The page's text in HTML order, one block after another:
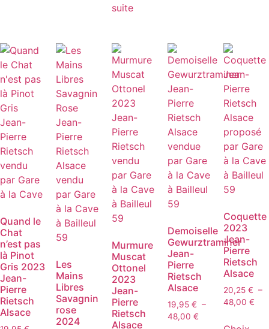
suite
Quand le
Chat
n’est pas
là Pinot
Gris 2023
Jean-
Pierre
Rietsch
Alsace
Les
Mains
Libres
Savagnin
rose
2024
Murmure
Muscat
Ottonel
2023
Jean-
Pierre
Rietsch
Alsace
Demoiselle
Gewurztraminer
Jean-
Pierre
Rietsch
Alsace
19,95 € –
48,00 €Plage
Coquette
2023
Jean-
Pierre
Rietsch
Alsace
20,25 € –
48,00 €